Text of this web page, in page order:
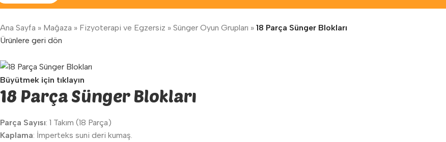
Ana Sayfa » Mağaza » Fizyoterapi ve Egzersiz » Sünger Oyun Grupları » 18 Parça Sünger Blokları
Ürünlere geri dön
Büyütmek için tıklayın
18 Parça Sünger Blokları
Parça Sayısı: 1 Takım (18 Parça)
Kaplama: İmperteks suni deri kumaş.